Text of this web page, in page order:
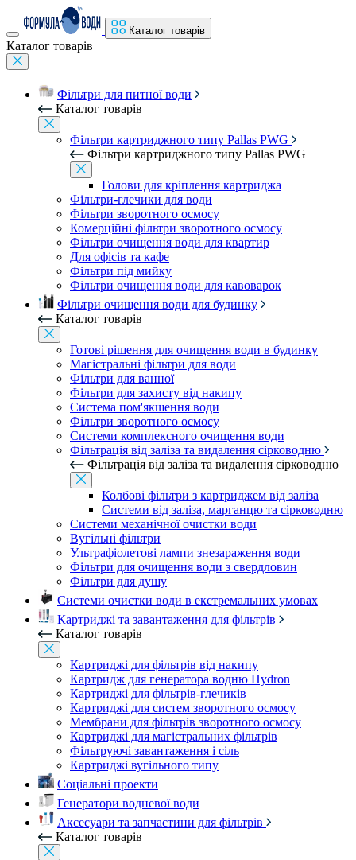
Каталог товарів
Каталог товарів
Фільтри для питної води
Каталог товарів
Фільтри картриджного типу Pallas PWG
Фільтри картриджного типу Pallas PWG
Голови для кріплення картриджа
Фільтри-глечики для води
Фільтри зворотного осмосу
Комерційні фільтри зворотного осмосу
Фільтри очищення води для квартир
Для офісів та кафе
Фільтри під мийку
Фільтри очищення води для кавоварок
Фільтри очищення води для будинку
Каталог товарів
Готові рішення для очищення води в будинку
Магістральні фільтри для води
Фільтри для ванної
Фільтри для захисту від накипу
Система пом'якшення води
Фільтри зворотного осмосу
Системи комплексного очищення води
Фільтрація від заліза та видалення сірководню
Фільтрація від заліза та видалення сірководню
Колбові фільтри з картриджем від заліза
Системи від заліза, марганцю та сірководню
Системи механічної очистки води
Вугільні фільтри
Ультрафіолетові лампи знезараження води
Фільтри для очищення води з свердловин
Фільтри для душу
Системи очистки води в екстремальних умовах
Картриджі та завантаження для фільтрів
Каталог товарів
Картриджі для фільтрів від накипу
Картридж для генератора водню Hydron
Картриджі для фільтрів-глечиків
Картриджі для систем зворотного осмосу
Мембрани для фільтрів зворотного осмосу
Картриджі для магістральних фільтрів
Фільтруючі завантаження і сіль
Картриджі вугільного типу
Соціальні проекти
Генератори водневої води
Аксесуари та запчастини для фільтрів
Каталог товарів